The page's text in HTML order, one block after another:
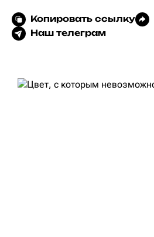
Копировать ссылку
Наш телеграм